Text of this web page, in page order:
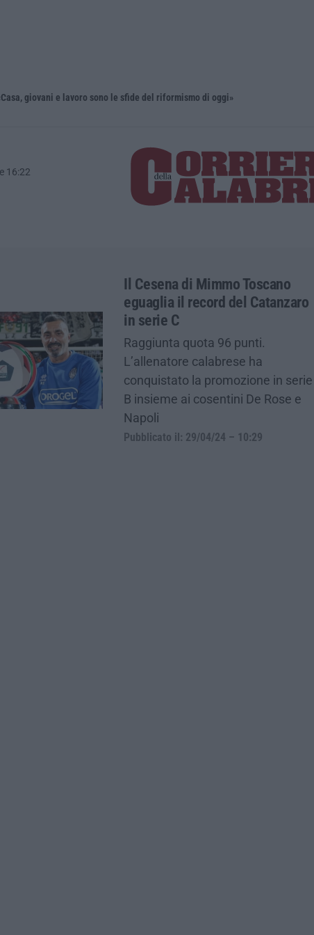
giovani e lavoro sono le sfide del riformismo di oggi»
16:22
Il Cesena di Mimmo Toscano
eguaglia il record del Catanzaro
in serie C
Raggiunta quota 96 punti.
L’allenatore calabrese ha
conquistato la promozione in serie
B insieme ai cosentini De Rose e
Napoli
Pubblicato il: 29/04/24 – 10:29